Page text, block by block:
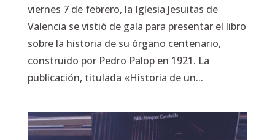
viernes 7 de febrero, la Iglesia Jesuitas de
Valencia se vistió de gala para presentar el libro
sobre la historia de su órgano centenario,
construido por Pedro Palop en 1921. La
publicación, titulada «Historia de un...